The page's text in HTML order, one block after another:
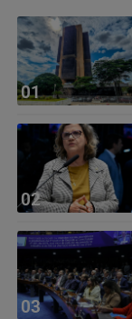
01
02
03